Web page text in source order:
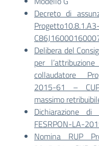
Decreto di
Delibera del
per
collaudatore
2015-61 –
massimo
Dichiarazione
FESRPON-LA-
Nomina RUP